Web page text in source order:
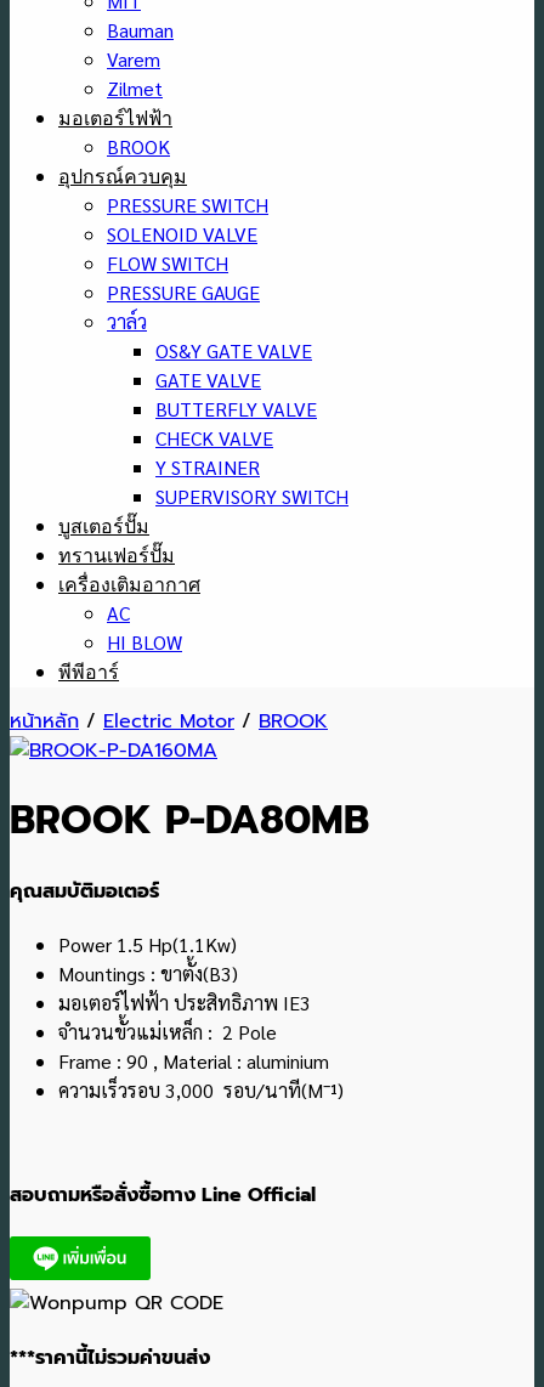
Bauman
Varem
Zilmet
มอเตอร์ไฟฟ้า
BROOK
อุปกรณ์ควบคุม
PRESSURE SWITCH
SOLENOID VALVE
FLOW SWITCH
PRESSURE GAUGE
วาล์ว
OS&Y GATE VALVE
GATE VALVE
BUTTERFLY VALVE
CHECK VALVE
Y STRAINER
SUPERVISORY SWITCH
บูสเตอร์ปั๊ม
ทรานเฟอร์ปั๊ม
เครื่องเติมอากาศ
AC
HI BLOW
พีพีอาร์
หน้าหลัก / Electric Motor / BROOK
BROOK P-DA80MB
คุณสมบัติมอเตอร์
Power 1.5 Hp(1.1Kw)
Mountings : ขาตั้ง(B3)
มอเตอร์ไฟฟ้า ประสิทธิภาพ IE3
จำนวนขั้วแม่เหล็ก : 2 Pole
Frame : 90 , Material : aluminium
ความเร็วรอบ 3,000 รอบ/นาที(M¯¹)
สอบถามหรือสั่งซื้อทาง Line Official
***ราคานี้ไม่รวมค่าขนส่ง